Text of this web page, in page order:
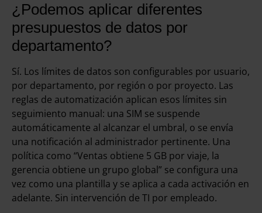
¿Podemos aplicar diferentes
presupuestos de datos por
departamento?
Sí. Los límites de datos son configurables por usuario,
por departamento, por región o por proyecto. Las
reglas de automatización aplican esos límites sin
seguimiento manual: una SIM se suspende
automáticamente al alcanzar el umbral, o se envía
una notificación al administrador pertinente. Una
política como “Ventas obtiene 5 GB por viaje, la
gerencia obtiene un grupo global” se configura una
vez como una plantilla y se aplica a cada activación en
adelante. Sin intervención de TI por empleado.